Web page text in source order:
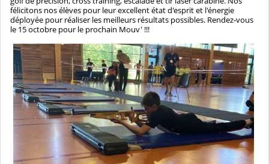
félicitons nos élèves pour leur excellent état d'esprit et l'énergie
déployée pour réaliser les meilleurs résultats possibles. Rendez-vous
le 15 octobre pour le prochain Mouv' !!!